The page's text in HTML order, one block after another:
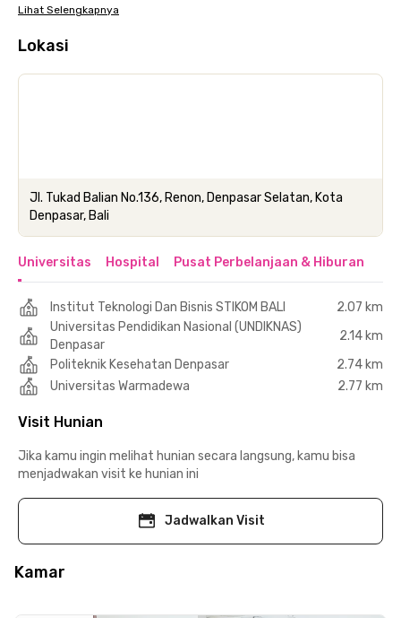
Lihat Selengkapnya
Lokasi
Jl. Tukad Balian No.136, Renon, Denpasar Selatan, Kota
Denpasar, Bali
Universitas Hospital Pusat Perbelanjaan & Hiburan
Institut Teknologi Dan Bisnis STIKOM BALI
2.07 km
Universitas Pendidikan Nasional (UNDIKNAS)
Denpasar
2.14 km
Politeknik Kesehatan Denpasar
2.74 km
Universitas Warmadewa
2.77 km
Visit Hunian
Jika kamu ingin melihat hunian secara langsung, kamu bisa
menjadwakan visit ke hunian ini
Jadwalkan Visit
Kamar